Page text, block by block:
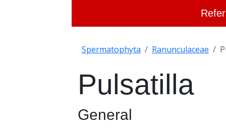
Spermatophyta Ranunculaceae
Pulsatilla
General